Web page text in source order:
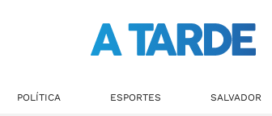
POLÍTICA ESPORTES SALVADOR